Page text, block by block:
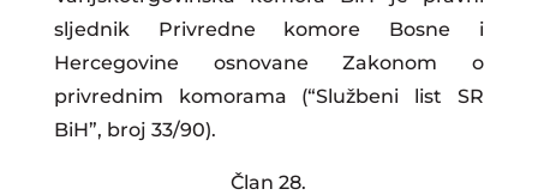
sljednik Privredne komore Bosne i
Hercegovine osnovane Zakonom o
privrednim komorama (“Službeni list SR
BiH”, broj 33/90).
Član 28.